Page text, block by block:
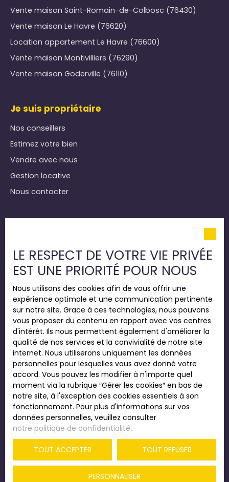
Vente maison Saint-Romain-de-Colbosc (76430)
Vente maison Le Havre (76620)
Location appartement Le Havre (76600)
Vente maison Montivilliers (76290)
Vente maison Goderville (76110)
Je suis propriétaire
Nos conseillers
Estimez votre bien
Vendre avec nous
Gestion locative
Nous contacter
Mentions légales
Politique de confidentialité
Plan du site
Gérer les cookies
Propulsé par
+33 2 35 22 54 22
SIÈGE : 68 rue Paul Doumer
76600 Le Havre
LE RESPECT DE VOTRE VIE PRIVÉE
EST UNE PRIORITÉ POUR NOUS
Nous utilisons des cookies afin de vous offrir une
expérience optimale et une communication pertinente
sur notre site. Grace à ces technologies, nous pouvons
vous proposer du contenu en rapport avec vos centres
d'intérêt. Ils nous permettent également d'améliorer la
qualité de nos services et la convivialité de notre site
internet. Nous utiliserons uniquement les données
personnelles pour lesquelles vous avez donné votre
accord. Vous pouvez les modifier à n'importe quel
moment via la rubrique ″Gérer les cookies″ en bas de
notre site, à l'exception des cookies essentiels à son
fonctionnement. Pour plus d'informations sur vos
données personnelles, veuillez consulter
notre politique de confidentialité.
TOUT ACCEPTER TOUT REFUSER
PERSONNALISER